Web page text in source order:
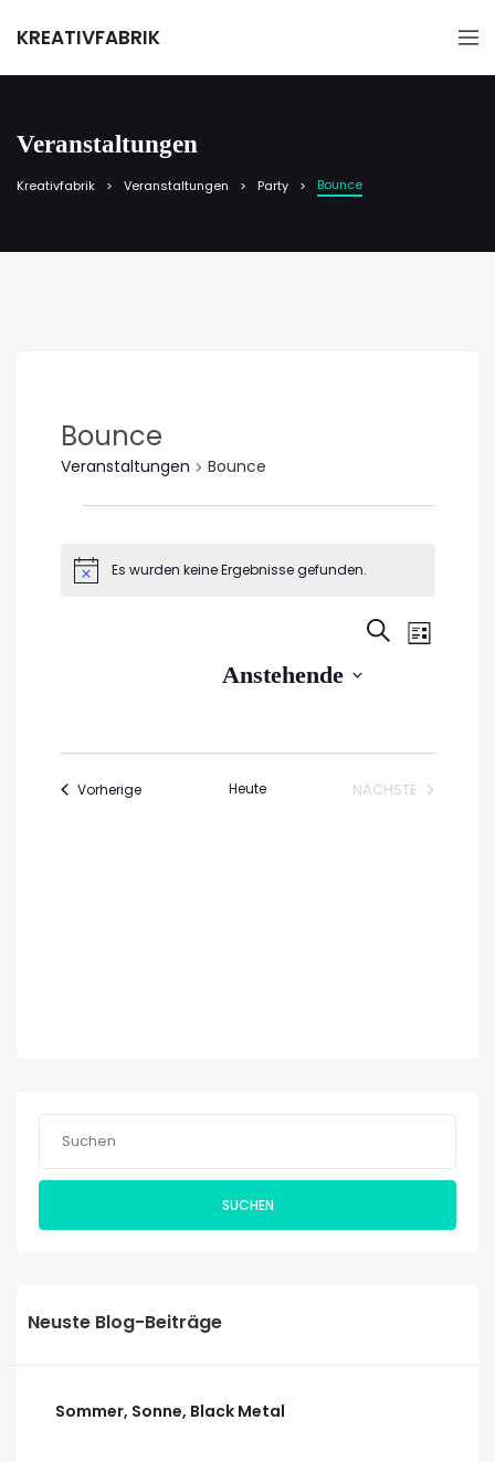
KREATIVFABRIK
Veranstaltungen
Kreativfabrik Veranstaltungen Party Bounce
Bounce
Veranstaltungen Bounce
HinweisEs wurden keine Ergebnisse gefunden.
Suche
SUCHELISTE
Anstehende
VorherigeVeranstaltungen
Heute
NÄCHSTE
SUCHEN
Neuste Blog-Beiträge
Sommer, Sonne, Black Metal